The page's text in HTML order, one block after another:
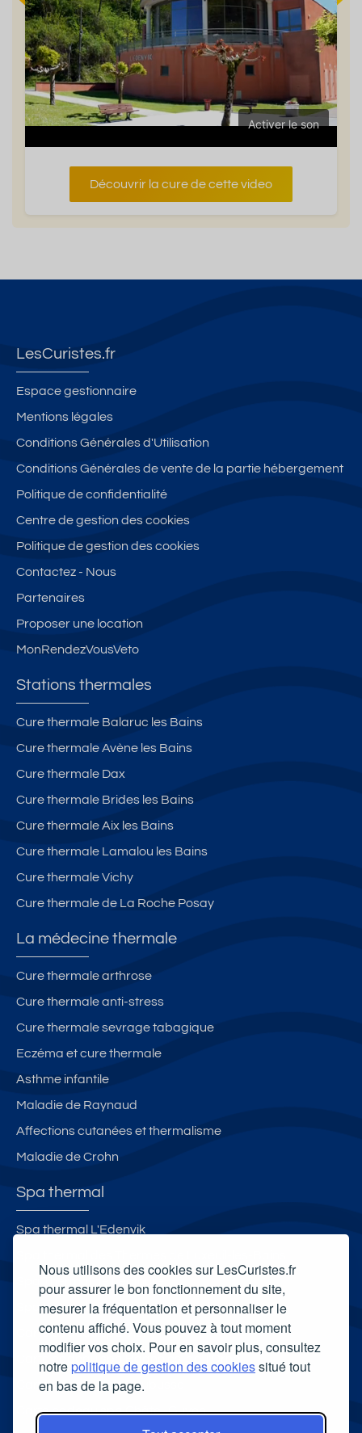
Nous utilisons des cookies sur LesCuristes.fr
pour assurer le bon fonctionnement du site,
mesurer la fréquentation et personnaliser le
contenu affiché. Vous pouvez à tout moment
modifier vos choix. Pour en savoir plus, consultez
notrepolitique de gestion des cookiessitué tout
en bas de la page.
Activer le son
Découvrir la cure de cette video
LesCuristes.fr
Espace gestionnaire
Mentions légales
Conditions Générales d'Utilisation
Conditions Générales de vente de la partie hébergement
Politique de confidentialité
Centre de gestion des cookies
Politique de gestion des cookies
Contactez - Nous
Partenaires
Proposer une location
MonRendezVousVeto
Stations thermales
Cure thermale Balaruc les Bains
Cure thermale Avène les Bains
Cure thermale Dax
Cure thermale Brides les Bains
Cure thermale Aix les Bains
Cure thermale Lamalou les Bains
Cure thermale Vichy
Cure thermale de La Roche Posay
La médecine thermale
Cure thermale arthrose
Cure thermale anti-stress
Cure thermale sevrage tabagique
Eczéma et cure thermale
Asthme infantile
Maladie de Raynaud
Affections cutanées et thermalisme
Maladie de Crohn
Spa thermal
Spa thermal L'Edenvik
Spa Thermal de Lectoure
Spa thermal Les Bains du Couloubret
Carte cadeau spa Vichy
Carte cadeau spa Bagnoles-de-l'Orne
Carte cadeau spa Saubusse
Carte cadeau spa Châtel-Guyon